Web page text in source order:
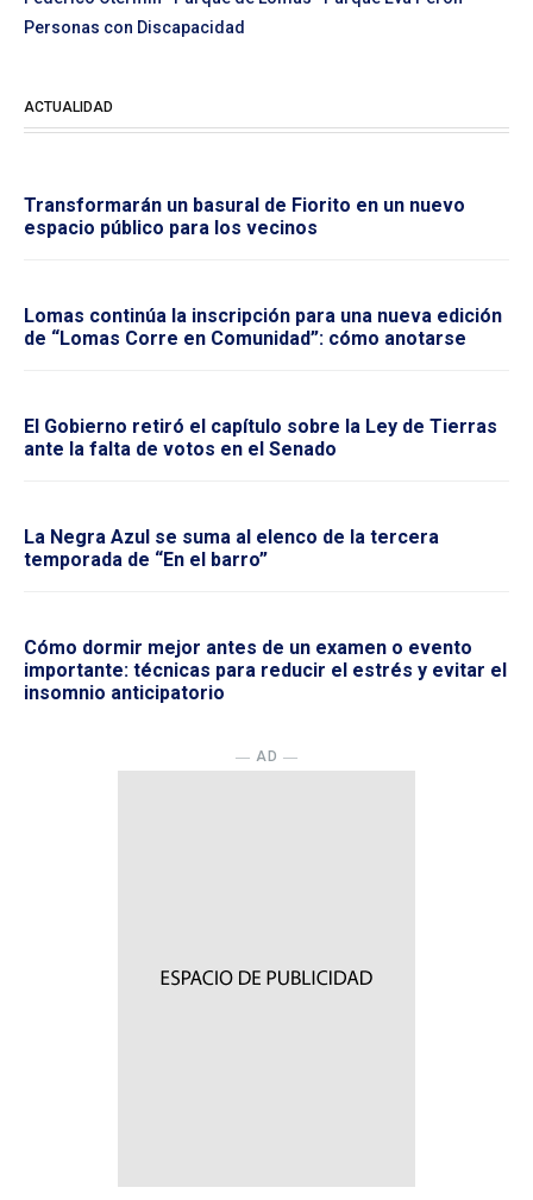
Personas con Discapacidad
ACTUALIDAD
Transformarán un basural de Fiorito en un nuevo
espacio público para los vecinos
Lomas continúa la inscripción para una nueva edición
de “Lomas Corre en Comunidad”: cómo anotarse
El Gobierno retiró el capítulo sobre la Ley de Tierras
ante la falta de votos en el Senado
La Negra Azul se suma al elenco de la tercera
temporada de “En el barro”
Cómo dormir mejor antes de un examen o evento
importante: técnicas para reducir el estrés y evitar el
insomnio anticipatorio
― AD ―